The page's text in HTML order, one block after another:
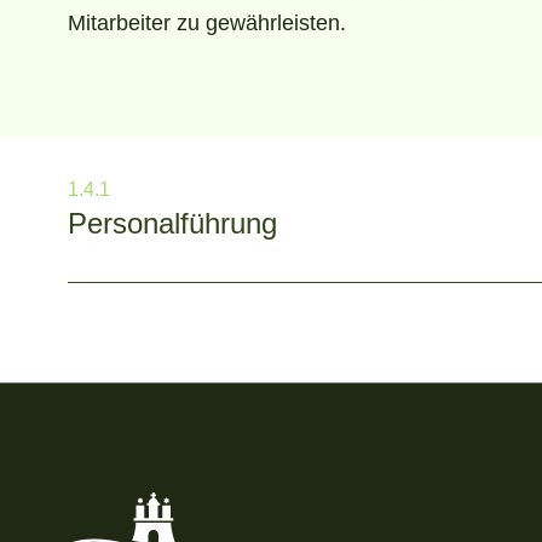
Mitarbeiter zu gewährleisten.
1.4.1
Personal­führung